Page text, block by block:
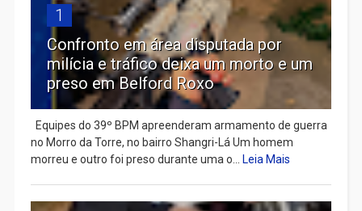
1
Confronto em área disputada por
milícia e tráfico deixa um morto e um
preso em Belford Roxo
Equipes do 39º BPM apreenderam armamento de guerra
no Morro da Torre, no bairro Shangri-Lá Um homem
morreu e outro foi preso durante uma o...
Leia Mais